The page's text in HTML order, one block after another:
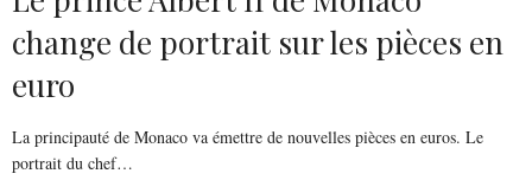
change de portrait sur les pièces en
euro
La principauté de Monaco va émettre de nouvelles pièces en euros. Le
portrait du chef…